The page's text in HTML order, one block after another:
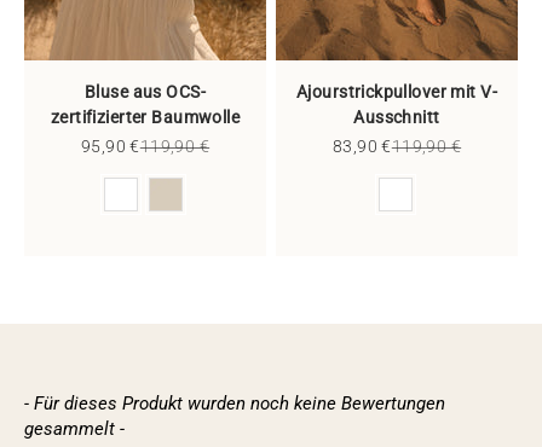
Bluse aus OCS-
zertifizierter Baumwolle
Sale price
95,90 €Regular price
119,90 €
Ajourstrickpullover mit V-
Ausschnitt
Sale price
83,90 €Regular price
119,90 €
- Für dieses Produkt wurden noch keine Bewertungen
gesammelt -
New content loaded